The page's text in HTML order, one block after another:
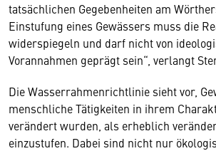
tatsächlichen Gegebenheiten am
Einstufung eines Gewässers muss die
widerspiegeln und darf nicht von
Vorannahmen geprägt sein“, verlangt
Die Wasserrahmenrichtlinie sieht vor,
menschliche Tätigkeiten in ihrem
verändert wurden, als erheblich
einzustufen. Dabei sind nicht nur